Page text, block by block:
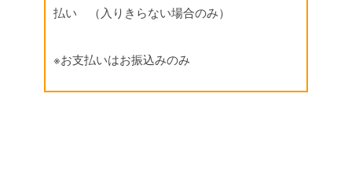
払い （入りきらない場合のみ）
※お支払いはお振込みのみ